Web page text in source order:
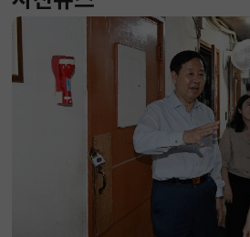
2026-08-07 ~ 2026-09-10